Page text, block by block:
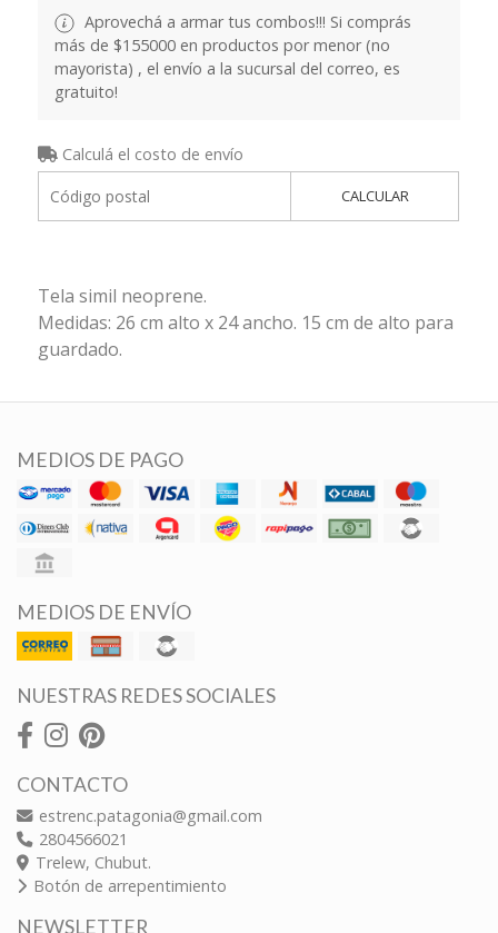
Aprovechá a armar tus combos!!! Si comprás
más de $155000 en productos por menor (no
mayorista) , el envío a la sucursal del correo, es
gratuito!
Calculá el costo de envío
CALCULAR
Tela simil neoprene.
Medidas: 26 cm alto x 24 ancho. 15 cm de alto para
guardado.
MEDIOS DE PAGO
MEDIOS DE ENVÍO
NUESTRAS REDES SOCIALES
CONTACTO
estrenc.patagonia@gmail.com
2804566021
Trelew, Chubut.
Botón de arrepentimiento
NEWSLETTER